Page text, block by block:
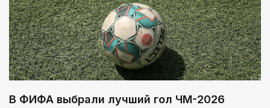
В ФИФА выбрали лучший гол ЧМ-2026